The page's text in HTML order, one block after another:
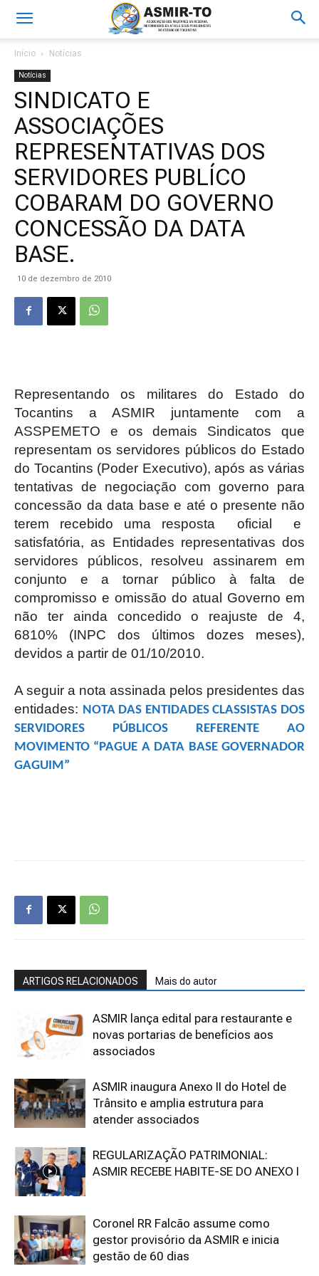
Início Notícias
Notícias
SINDICATO E
ASSOCIAÇÕES
REPRESENTATIVAS DOS
SERVIDORES PUBLÍCO
COBARAM DO GOVERNO
CONCESSÃO DA DATA
BASE.
10 de dezembro de 2010
Representando os militares do Estado do
Tocantins a ASMIR juntamente com a
ASSPEMETO e os demais Sindicatos que
representam os servidores públicos do Estado
do Tocantins (Poder Executivo), após as várias
tentativas de negociação com governo para
concessão da data base e até o presente não
terem recebido uma resposta oficial e
satisfatória, as Entidades representativas dos
servidores públicos, resolveu assinarem em
conjunto e a tornar público à falta de
compromisso e omissão do atual Governo em
não ter ainda concedido o reajuste de 4,
6810% (INPC dos últimos dozes meses),
devidos a partir de 01/10/2010.
A seguir a nota assinada pelos presidentes das
entidades: NOTA DAS ENTIDADES CLASSISTAS DOS
SERVIDORES PÚBLICOS REFERENTE AO
MOVIMENTO “PAGUE A DATA BASE GOVERNADOR
GAGUIM”
ARTIGOS RELACIONADOS Mais do autor
ASMIR lança edital para restaurante e
novas portarias de benefícios aos
associados
ASMIR inaugura Anexo II do Hotel de
Trânsito e amplia estrutura para
atender associados
REGULARIZAÇÃO PATRIMONIAL:
ASMIR RECEBE HABITE-SE DO ANEXO I
Coronel RR Falcão assume como
gestor provisório da ASMIR e inicia
gestão de 60 dias